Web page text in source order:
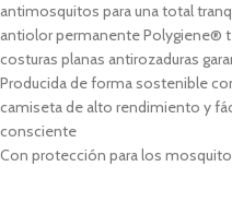
antimosquitos para una total
antiolor permanente Polygiene®
costuras planas antirozaduras
Producida de forma sostenible
camiseta de alto rendimiento y
consciente
Con protección para los